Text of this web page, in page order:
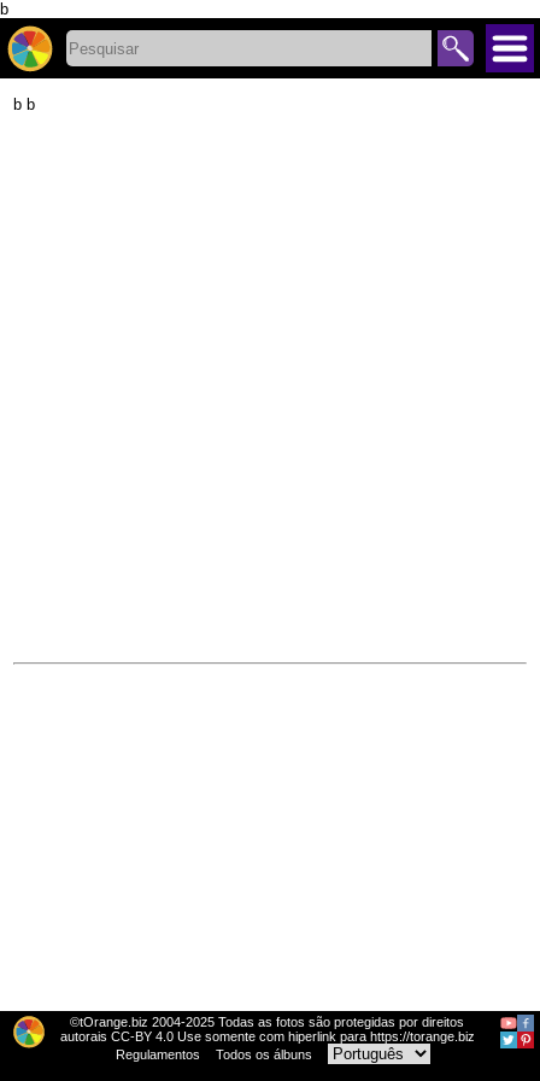
b
b b
©tOrange.biz 2004-2025 Todas as fotos são protegidas por direitos
autorais CC-BY 4.0 Use somente com hiperlink para https://torange.biz
Regulamentos
Todos os álbuns